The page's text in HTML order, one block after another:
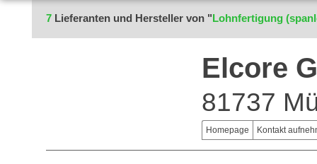
7 Lieferanten und Hersteller von "Lohnfertigung
Elcore
81737
Homepage Kontakt